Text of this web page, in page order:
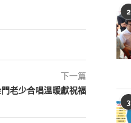
下一篇
老少合唱溫暖獻祝福
2
3